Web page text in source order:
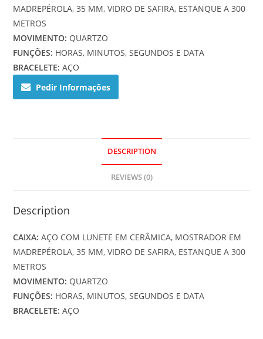
MADREPÉROLA, 35 MM, VIDRO DE SAFIRA, ESTANQUE A 300
METROS
MOVIMENTO: QUARTZO
FUNÇÕES: HORAS, MINUTOS, SEGUNDOS E DATA
BRACELETE: AÇO
Pedir Informações
DESCRIPTION
REVIEWS (0)
Description
CAIXA: AÇO COM LUNETE EM CERÂMICA, MOSTRADOR EM
MADREPÉROLA, 35 MM, VIDRO DE SAFIRA, ESTANQUE A 300
METROS
MOVIMENTO: QUARTZO
FUNÇÕES: HORAS, MINUTOS, SEGUNDOS E DATA
BRACELETE: AÇO